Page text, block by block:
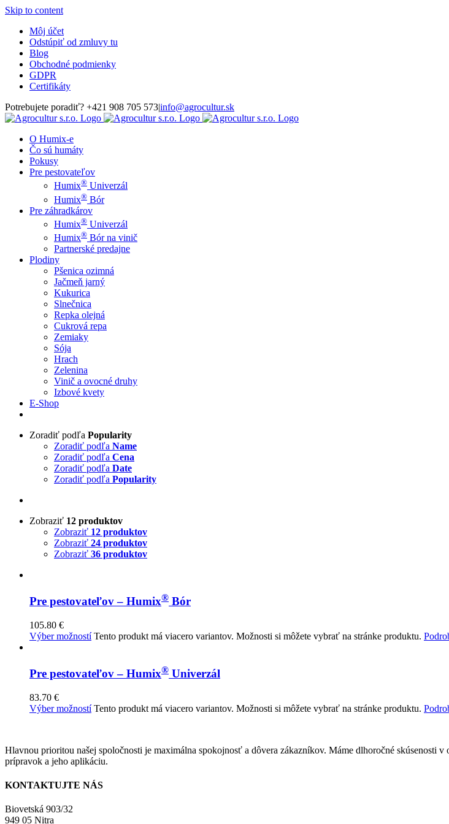
Skip to content
Môj účet
Odstúpiť od zmluvy tu
Blog
Obchodné podmienky
GDPR
Certifikáty
Potrebujete poradiť? +421 908 705 573|info@agrocultur.sk
O Humix-e
Čo sú humáty
Pokusy
Pre pestovateľov
Humix® Univerzál
Humix® Bór
Pre záhradkárov
Humix® Univerzál
Humix® Bór na vinič
Partnerské predajne
Plodiny
Pšenica ozimná
Jačmeň jarný
Kukurica
Slnečnica
Repka olejná
Cukrová repa
Zemiaky
Sója
Hrach
Zelenina
Vinič a ovocné druhy
Izbové kvety
E-Shop
Zoradiť podľa Popularity
Zoradiť podľa Name
Zoradiť podľa Cena
Zoradiť podľa Date
Zoradiť podľa Popularity
Zobraziť 12 produktov
Zobraziť 12 produktov
Zobraziť 24 produktov
Zobraziť 36 produktov
Pre pestovateľov – Humix® Bór
105.80 €
Výber možností Tento produkt má viacero variantov. Možnosti si môžete vybrať na stránke produktu.
Pre pestovateľov – Humix® Univerzál
83.70 €
Výber možností Tento produkt má viacero variantov. Možnosti si môžete vybrať na stránke produktu.
Hlavnou prioritou našej spoločnosti je maximálna spokojnosť a dôvera zákazníkov. Máme dlhoročné skúsenosti
prípravok a jeho aplikáciu.
KONTAKTUJTE NÁS
Biovetská 903/32
949 05 Nitra